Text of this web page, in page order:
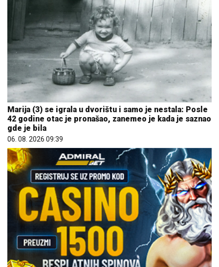
Marija (3) se igrala u dvorištu i samo je nestala: Posle
42 godine otac je pronašao, zanemeo je kada je saznao
gde je bila
06. 08. 2026 09:39